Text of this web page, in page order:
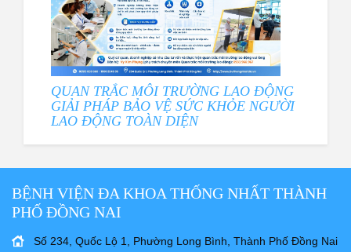
QUAN TRẮC MÔI TRƯỜNG LAO ĐỘNG
GIẢI PHÁP BẢO VỆ SỨC KHỎE NGƯỜI
LAO ĐỘNG TOÀN DIỆN
BỆNH VIỆN ĐA KHOA THỐNG NHẤT THÀNH
PHỐ ĐỒNG NAI
Số 234, Quốc Lộ 1, Phường Long Bình, Thành Phố Đồng Nai